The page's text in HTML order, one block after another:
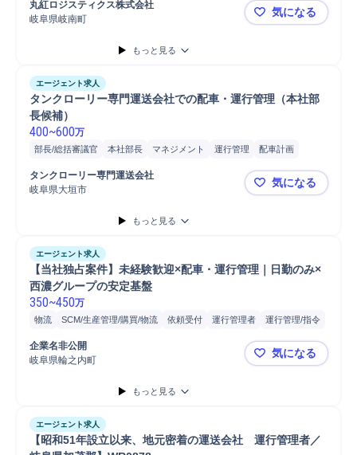
丸紅ロジスティクス株式会社
岐阜県岐南町
■【岐阜羽
気になる
もっと見る
エージェント求人
タンクローリー専門運送会社での配車・運行管理（本社部
長候補）
400~600万
部長/総括審議官 本社部長 マネジメント 運行管理
配車計画
物流/生産管理職担当
運行管理/指令
タンクローリー専門運送会社
岐阜県大垣市
タンクロー
気になる
もっと見る
エージェント求人
【当社独占案件】未経験歓迎×配車・運行管理｜日勤のみ×
西濃グループの安定基盤
350~450万
物流 SCM/生産管理/購買/物流 依頼受付 運行管理者
運行管理/指令
運行管理
スケジュール調整
トラック運行管理
配車手配
自動車/輸送機械 自動車/輸送機器
自動車
普通自動車
企業名非公開
岐阜県輪之内町
【当社独占
気になる
もっと見る
エージェント求人
【昭和51年設立以来、地元密着の運送会社　運行管理者／